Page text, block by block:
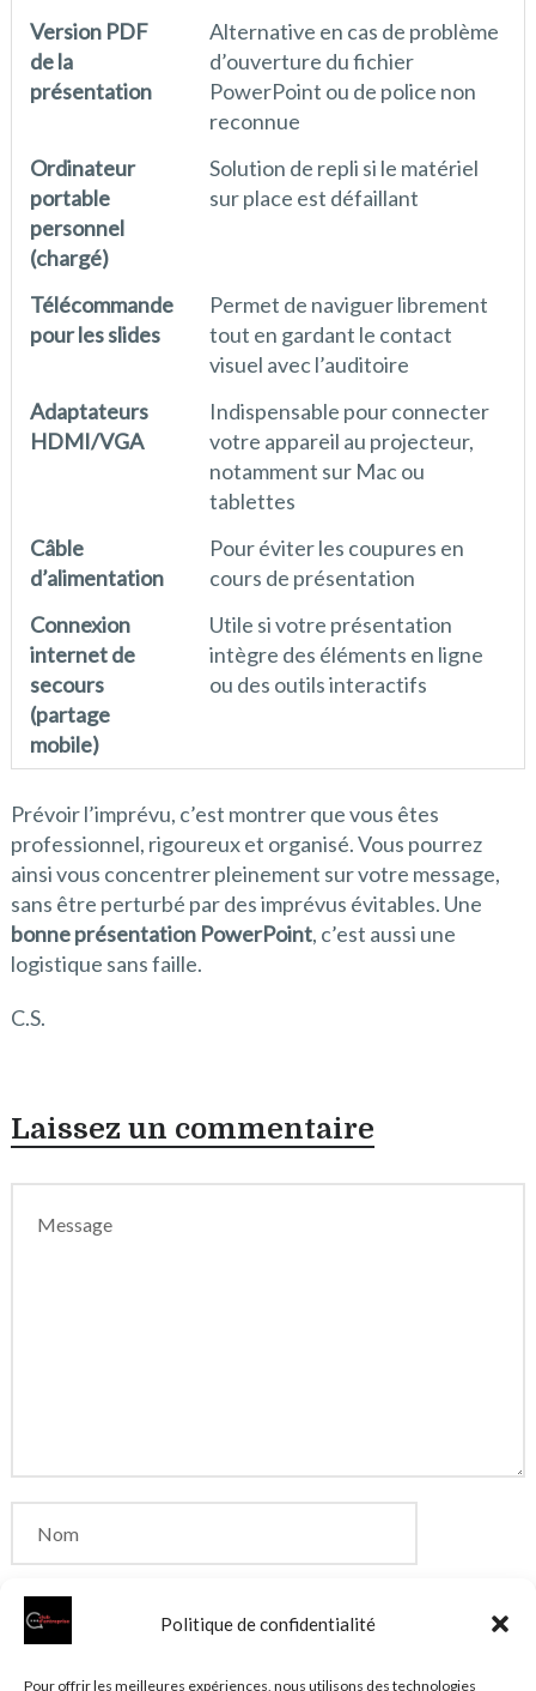
Politique de confidentialité
Pour offrir les meilleures expériences, nous utilisons des technologies
Version PDF
de la
présentation
Alternative en cas de problème
d’ouverture du fichier
PowerPoint ou de police non
reconnue
Ordinateur
portable
personnel
(chargé)
Solution de repli si le matériel
sur place est défaillant
Télécommande
pour les slides
Permet de naviguer librement
tout en gardant le contact
visuel avec l’auditoire
Adaptateurs
HDMI/VGA
Indispensable pour connecter
votre appareil au projecteur,
notamment sur Mac ou
tablettes
Câble
d’alimentation
Pour éviter les coupures en
cours de présentation
Connexion
internet de
secours
(partage
mobile)
Utile si votre présentation
intègre des éléments en ligne
ou des outils interactifs
Prévoir l’imprévu, c’est montrer que vous êtes
professionnel, rigoureux et organisé. Vous pourrez
ainsi vous concentrer pleinement sur votre message,
sans être perturbé par des imprévus évitables. Une
bonne présentation PowerPoint, c’est aussi une
logistique sans faille.
C.S.
Laissez un commentaire
Enregistrer mon nom, mon e-mail et mon site dans